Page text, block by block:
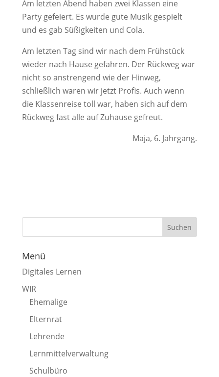
Am letzten Abend haben zwei Klassen eine
Party gefeiert. Es wurde gute Musik gespielt
und es gab Süßigkeiten und Cola.
Am letzten Tag sind wir nach dem Frühstück
wieder nach Hause gefahren. Der Rückweg war
nicht so anstrengend wie der Hinweg,
schließlich waren wir jetzt Profis. Auch wenn
die Klassenreise toll war, haben sich auf dem
Rückweg fast alle auf Zuhause gefreut.
Maja, 6. Jahrgang.
Menü
Digitales Lernen
WIR
Ehemalige
Elternrat
Lehrende
Lernmittelverwaltung
Schulbüro